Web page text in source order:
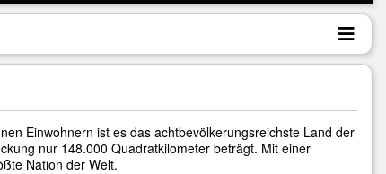
Einwohnern ist es das achtbevölkerungsreichste Land der
nur 148.000 Quadratkilometer beträgt. Mit einer
Nation der Welt.